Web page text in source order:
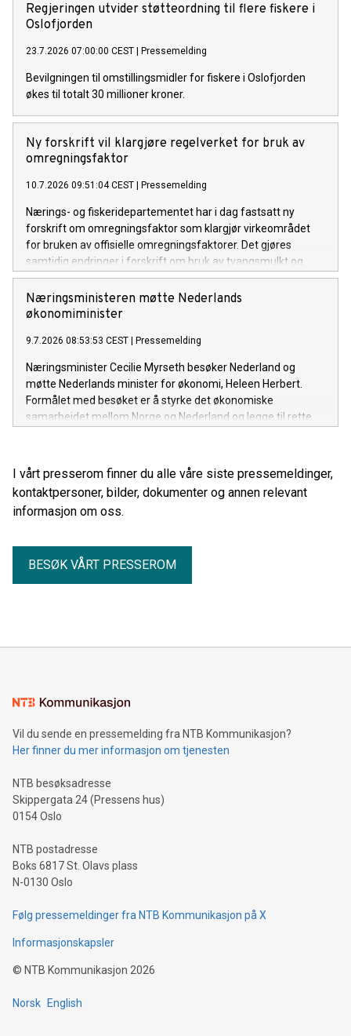
Regjeringen utvider støtteordning til flere fiskere i
Oslofjorden
23.7.2026 07:00:00 CEST | Pressemelding
Bevilgningen til omstillingsmidler for fiskere i Oslofjorden
økes til totalt 30 millioner kroner.
Ny forskrift vil klargjøre regelverket for bruk av
omregningsfaktor
10.7.2026 09:51:04 CEST | Pressemelding
Nærings- og fiskeridepartementet har i dag fastsatt ny
forskrift om omregningsfaktor som klargjør virkeområdet
for bruken av offisielle omregningsfaktorer. Det gjøres
samtidig endringer i forskrift om bruk av tvangsmulkt og
overtredelsesgebyr ved brudd på havressurslova og
deltakerloven, i tråd med sanksjonsreglene i den nye
forskriften.
Næringsministeren møtte Nederlands
økonomiminister
9.7.2026 08:53:53 CEST | Pressemelding
Næringsminister Cecilie Myrseth besøker Nederland og
møtte Nederlands minister for økonomi, Heleen Herbert.
Formålet med besøket er å styrke det økonomiske
samarbeidet mellom Norge og Nederland og legge til rette
I vårt presserom finner du alle våre siste pressemeldinger,
kontaktpersoner, bilder, dokumenter og annen relevant
informasjon om oss.
BESØK VÅRT PRESSEROM
Vil du sende en pressemelding fra NTB Kommunikasjon?
Her finner du mer informasjon om tjenesten
NTB besøksadresse
Skippergata 24 (Pressens hus)
0154 Oslo
NTB postadresse
Boks 6817 St. Olavs plass
N-0130 Oslo
Følg pressemeldinger fra NTB Kommunikasjon på X
Informasjonskapsler
© NTB Kommunikasjon 2026
Norsk English